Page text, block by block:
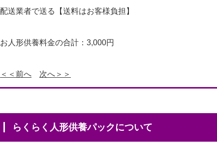
配送業者で送る【送料はお客様負担】
お人形供養料金の合計：3,000円
＜＜前へ 次へ＞＞
らくらく人形供養パックについて